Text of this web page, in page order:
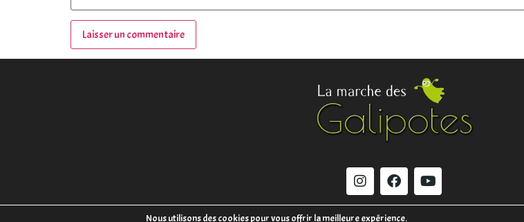
Nous utilisons des cookies pour vous offrir la meilleure expérience.